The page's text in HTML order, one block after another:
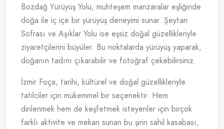
Bozdağ Yürüyüş Yolu, muhteşem manzaralar eşliğinde
doğa ile iç içe bir yürüyüş deneyimi sunar. Şeytan
Sofrası ve Aşıklar Yolu ise eşsiz doğal güzellikleriyle
ziyaretçilerini büyüler. Bu noktalarda yürüyüş yaparak,
doğanın tadını çıkarabilir ve fotoğraf çekebilirsiniz.
İzmir Foça, tarihi, kültürel ve doğal güzellikleriyle
tatilciler için mükemmel bir seçenektir. Hem
dinlenmek hem de keşfetmek isteyenler için birçok
farklı aktivite ve mekan sunan bu şirin sahil kasabası,